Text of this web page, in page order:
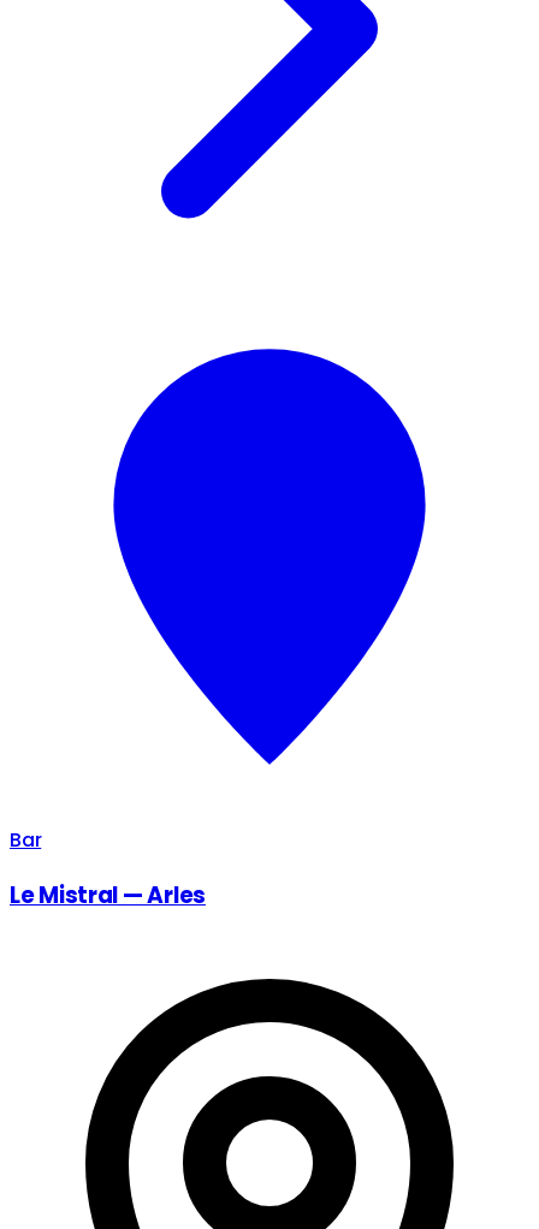
Bar
Le Mistral — Arles